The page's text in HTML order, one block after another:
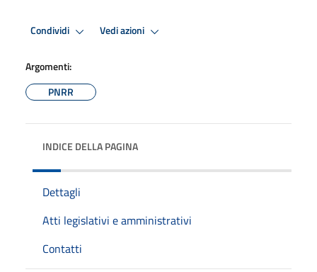
Condividi Vedi azioni
Argomenti:
PNRR
INDICE DELLA PAGINA
Dettagli
Atti legislativi e amministrativi
Contatti